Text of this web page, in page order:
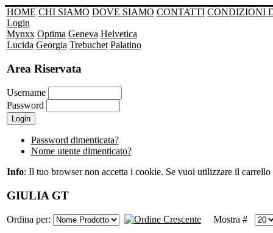
HOME CHI SIAMO DOVE SIAMO CONTATTI CONDIZIONI
Login
Mynxx Optima Geneva Helvetica
Lucida Georgia Trebuchet Palatino
Area Riservata
Username
Password
Password dimenticata?
Nome utente dimenticato?
Info: Il tuo browser non accetta i cookie. Se vuoi utilizzare il
GIULIA GT
Ordina per: Mostra #